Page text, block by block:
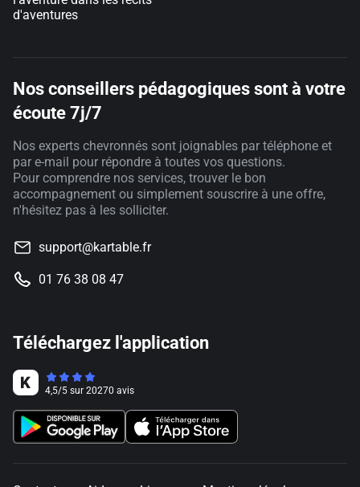
d'aventures
Nos conseillers pédagogiques sont à votre
écoute 7j/7
Nos experts chevronnés sont joignables par téléphone et
par e-mail pour répondre à toutes vos questions.
Pour comprendre nos services, trouver le bon
accompagnement ou simplement souscrire à une offre,
n'hésitez pas à les solliciter.
support@kartable.fr
01 76 38 08 47
Téléchargez l'application
4,5/5 sur 20270 avis